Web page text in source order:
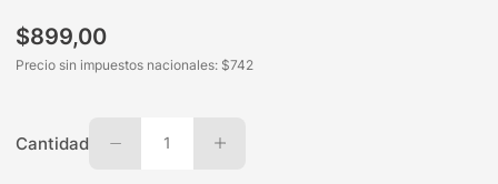
$899,00
Precio sin impuestos nacionales: $742
Cantidad 1